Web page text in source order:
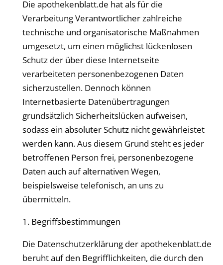
Die apothekenblatt.de hat als für die
Verarbeitung Verantwortlicher zahlreiche
technische und organisatorische Maßnahmen
umgesetzt, um einen möglichst lückenlosen
Schutz der über diese Internetseite
verarbeiteten personenbezogenen Daten
sicherzustellen. Dennoch können
Internetbasierte Datenübertragungen
grundsätzlich Sicherheitslücken aufweisen,
sodass ein absoluter Schutz nicht gewährleistet
werden kann. Aus diesem Grund steht es jeder
betroffenen Person frei, personenbezogene
Daten auch auf alternativen Wegen,
beispielsweise telefonisch, an uns zu
übermitteln.
1. Begriffsbestimmungen
Die Datenschutzerklärung derapothekenblatt.de
beruht auf den Begrifflichkeiten, die durch den